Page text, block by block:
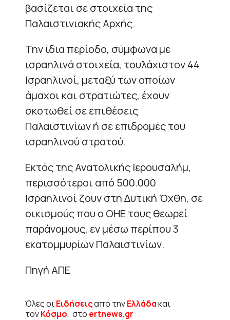
βασίζεται σε στοιχεία της
Παλαιστινιακής Αρχής.
Την ίδια περίοδο, σύμφωνα με
ισραηλινά στοιχεία, τουλάχιστον 44
Ισραηλινοί, μεταξύ των οποίων
άμαχοι και στρατιώτες, έχουν
σκοτωθεί σε επιθέσεις
Παλαιστινίων ή σε επιδρομές του
ισραηλινού στρατού.
Εκτός της Ανατολικής Ιερουσαλήμ,
περισσότεροι από 500.000
Ισραηλινοί ζουν στη Δυτική Όχθη, σε
οικισμούς που ο ΟΗΕ τους θεωρεί
παράνομους, εν μέσω περίπου 3
εκατομμυρίων Παλαιστινίων.
Πηγή ΑΠΕ
Όλες οιΕιδήσειςαπό τηνΕλλάδακαι
τονΚόσμο, στο ertnews.gr